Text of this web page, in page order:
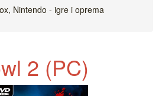
Nintendo - igre i oprema
2 (PC)